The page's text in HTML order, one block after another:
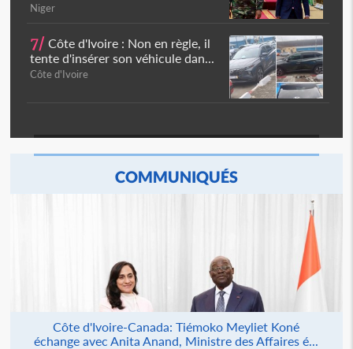
Niger
7/ Côte d'Ivoire : Non en règle, il
tente d'insérer son véhicule dan...
Côte d'Ivoire
COMMUNIQUÉS
Côte d'Ivoire-Canada: Tiémoko Meyliet Koné
échange avec Anita Anand, Ministre des Affaires é...